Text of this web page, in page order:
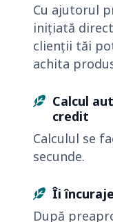
Cu ajutorul
inițiată
clienții tăi
achita
Calcul
credit
Calculul se
secunde.
Îi
După